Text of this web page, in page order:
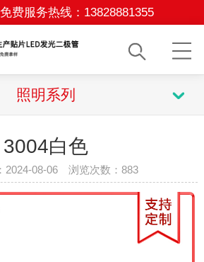
费服务热线： 13828881355
照明系列
3004白色
2024-08-06 浏览次数：883